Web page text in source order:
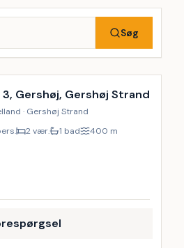
Søg
Gershøj, Gershøj Strand
· Gershøj Strand
2 vær. 1 bad 400 m